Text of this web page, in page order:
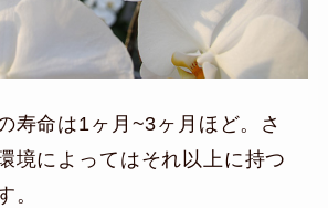
寿命は1ヶ月~3ヶ月ほど。さ
境によってはそれ以上に持つ
。